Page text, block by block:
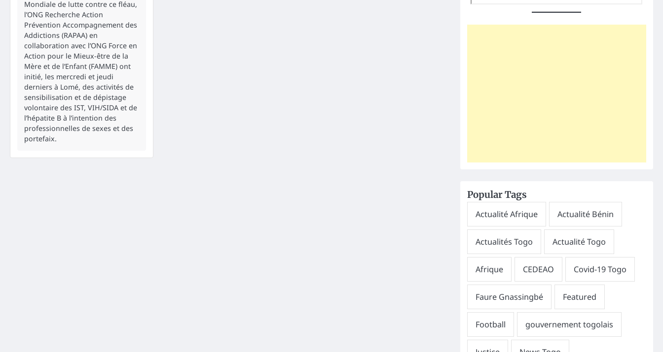
Mondiale de lutte contre ce fléau,
l’ONG Recherche Action
Prévention Accompagnement des
Addictions (RAPAA) en
collaboration avec l’ONG Force en
Action pour le Mieux-être de la
Mère et de l’Enfant (FAMME) ont
initié, les mercredi et jeudi
derniers à Lomé, des activités de
sensibilisation et de dépistage
volontaire des IST, VIH/SIDA et de
l’hépatite B à l’intention des
professionnelles de sexes et des
portefaix.
Popular Tags